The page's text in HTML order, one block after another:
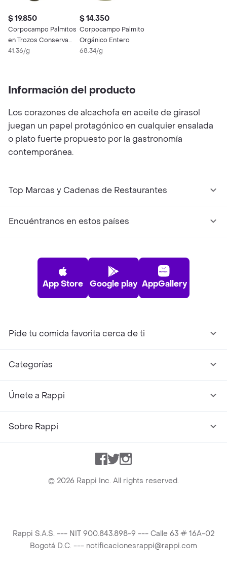
$ 19.850
Corpocampo Palmitos
en Trozos Conserva
Orgánico
41.36/g
$ 14.350
Corpocampo Palmito
Orgánico Entero
68.34/g
Información del producto
Los corazones de alcachofa en aceite de girasol
juegan un papel protagónico en cualquier ensalada
o plato fuerte propuesto por la gastronomía
contemporánea.
Top Marcas y Cadenas de Restaurantes
Encuéntranos en estos países
App Store Google play AppGallery
Pide tu comida favorita cerca de ti
Categorías
Únete a Rappi
Sobre Rappi
Facebook
TwitterInstagram
© 2026 Rappi Inc. All rights reserved.
Rappi S.A.S. --- NIT 900.843.898-9 --- Calle 63 # 16A-02
Bogotá D.C. --- notificacionesrappi@rappi.com